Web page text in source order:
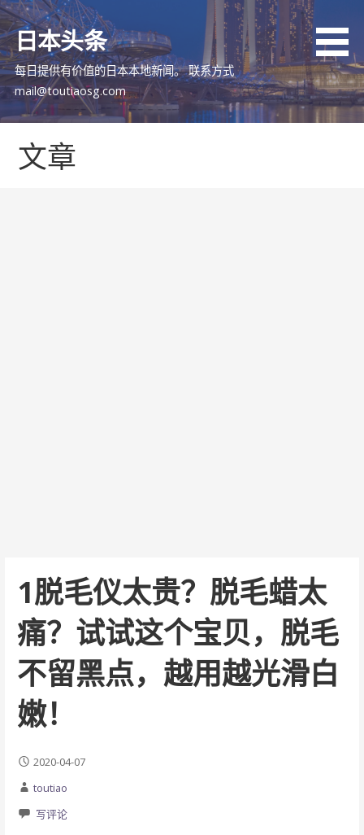
跳
至
内
容
日本头条
每日提供有价值的日本本地新闻。 联系方式
mail@toutiaosg.com
文章
1脱毛仪太贵？脱毛蜡太
痛？试试这个宝贝，脱毛
不留黑点，越用越光滑白
嫩！
2020-04-07
toutiao
写评论